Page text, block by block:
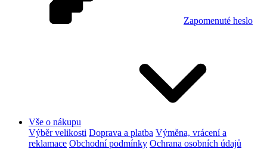
Zapomenuté heslo
Vše o nákupu
Výběr velikosti Doprava a platba Výměna, vrácení a
reklamace Obchodní podmínky Ochrana osobních údajů